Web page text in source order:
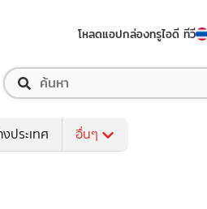
โหลดแอปกล่องทรูไอดี ทีวี
ประเทศ อื่นๆ